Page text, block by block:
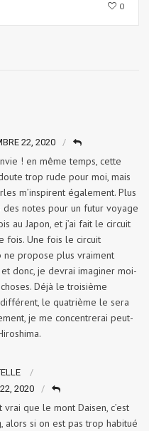
0
22, 2020
! en même temps, cette
trop rude pour moi, mais
m’inspirent également. Plus
notes pour un futur voyage
au Japon, et j’ai fait le circuit
fois. Une fois le circuit
ne propose plus vraiment
donc, je devrai imaginer moi-
Déjà le troisième
le quatrième le sera
je me concentrerai peut-
2020
vrai que le mont Daisen, c’est
alors si on est pas trop habitué